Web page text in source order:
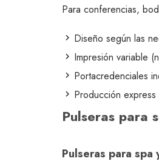
Para conferencias,
Diseño según las
Impresión variable
Portacredenciales
Producción
Pulseras para
Pulseras para spa